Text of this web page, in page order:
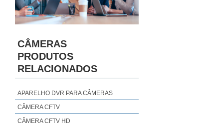
CÂMERAS
PRODUTOS
RELACIONADOS
APARELHO DVR PARA CÂMERAS
CÂMERA CFTV
CÂMERA CFTV HD